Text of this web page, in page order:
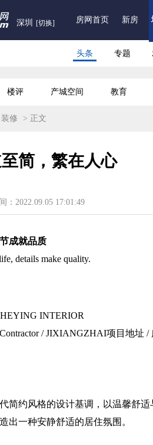
深圳 [切换] 房网首页 新房
头条 专题
楼评 产城空间 教育
装修 > 正文
简，繁在人心
：2022.09.05 17:01:49
成就品质
details make quality.
HEYING INTERIOR
/ JIXIANGZHAI项目地址
简约风格的设计基调，以温馨舒
出一种安静舒适的居住氛围。